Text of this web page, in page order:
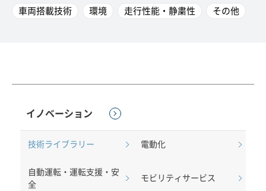
車両搭載技術 環境 走行性能・静粛性 その他
イノベーション
技術ライブラリー 電動化
自動運転・運転支援・安
全
モビリティサービス